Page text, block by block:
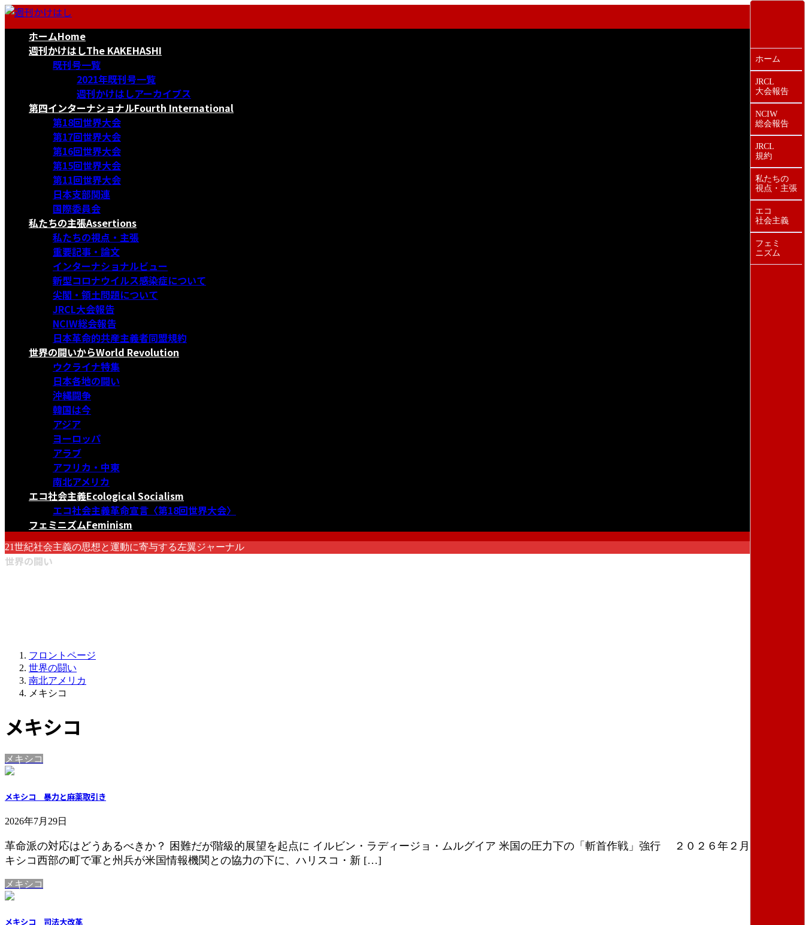
コ
ナ
ホームHome
週刊かけはしThe KAKEHASHI
既刊号一覧
2021年既刊号一覧
週刊かけはしアーカイブス
第四インターナショナルFourth International
第18回世界大会
第17回世界大会
第16回世界大会
第15回世界大会
第11回世界大会
日本支部関連
国際委員会
私たちの主張Assertions
私たちの視点・主張
重要記事・論文
インターナショナルビュー
新型コロナウイルス感染症について
尖閣・領土問題について
JRCL大会報告
NCIW総会報告
日本革命的共産主義者同盟規約
世界の闘いからWorld Revolution
ウクライナ特集
日本各地の闘い
沖縄闘争
韓国は今
アジア
ヨーロッパ
アラブ
アフリカ・中東
南北アメリカ
エコ社会主義Ecological Socialism
エコ社会主義革命宣言〈第18回世界大会〉
フェミニズムFeminism
21世紀社会主義の思想と運動に寄与する左翼ジャーナル
世界の闘い
フロントページ
世界の闘い
南北アメリカ
メキシコ
メキシコ
メキシコ
メキシコ 暴力と麻薬取引き
2026年7月29日
革命派の対応はどうあるべきか？ 困難だが階級的展望を起点に イルビン・ラディージョ・ムルグイア 米国の圧力下の「斬首作戦」強行 ２０２６年２月22日、メ
キシコ西部の町で軍と州兵が米国情報機関との協力の下に、ハリスコ・新 […]
メキシコ
メキシコ 司法大改革
ホーム
JRCL
大会報告
NCIW
総会報告
JRCL
規約
私たちの
視点・主張
エコ
社会主義
フェミ
ニズム